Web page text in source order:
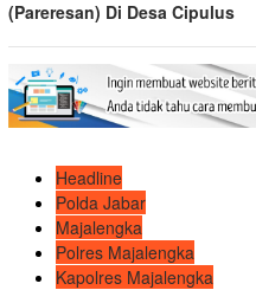
(Pareresan) Di Desa Cipulus
Headline
Polda Jabar
Majalengka
Polres Majalengka
Kapolres Majalengka